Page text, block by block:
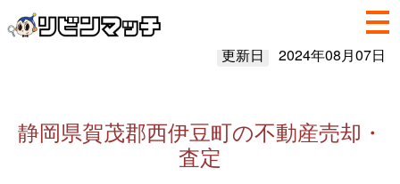
更新日 2024年08月07日
静岡県賀茂郡西伊豆町の不動産売却・
査定